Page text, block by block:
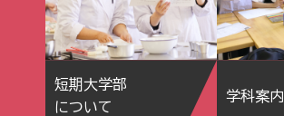
短期大学部
について
学科案内